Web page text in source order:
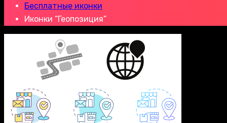
Бесплатные иконки
Иконки “Геопозиция”